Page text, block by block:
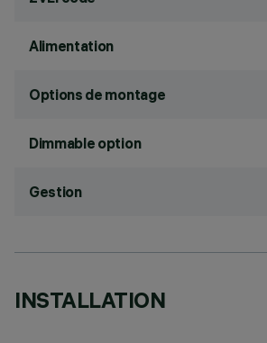
Alimentation
Options de montage
Dimmable option
Gestion
INSTALLATION